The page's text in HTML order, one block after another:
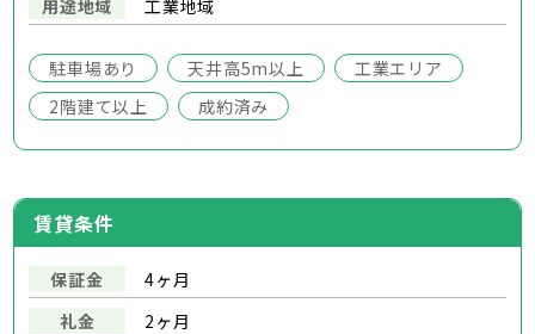
用途地域
工業地域
駐車場あり 天井高5m以上
工業エリア
2階建て以上
成約済み
賃貸条件
保証金
4ヶ月
礼金
2ヶ月